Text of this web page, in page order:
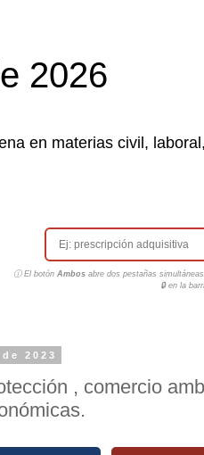
2026
en materias civil,
ⓘ El botón Ambosabre dos pestañas
🔒 en la
2023
, comercio